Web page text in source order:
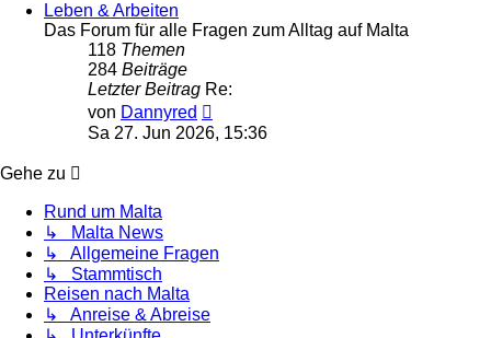
Leben & Arbeiten
Das Forum für alle Fragen zum Alltag auf Malta
118 Themen
284 Beiträge
Letzter Beitrag Re:
von Dannyred
Beitrag
Sa 27. Jun 2026, 15:36
Gehe zu
Rund um Malta
↳ Malta News
↳ Allgemeine Fragen
↳ Stammtisch
Reisen nach Malta
↳ Anreise & Abreise